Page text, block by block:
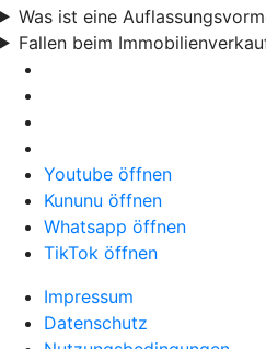
Was ist eine
Fallen beim
Youtube öffnen
Kununu öffnen
Whatsapp öffnen
TikTok öffnen
Impressum
Datenschutz